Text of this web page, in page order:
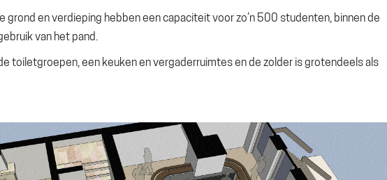
grond en verdieping hebben een capaciteit voor zo’n 500 studenten, binnen de
van het pand.
toiletgroepen, een keuken en vergaderruimtes en de zolder is grotendeels als